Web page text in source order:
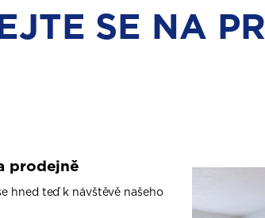
SE NA
prodejně
hned teď k návštěvě našeho